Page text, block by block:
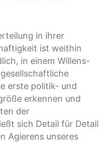
in ihrer
ist weithin
in einem Willens-
erste politik- und
erkennen und
der
sich Detail für Detail
Agierens unseres